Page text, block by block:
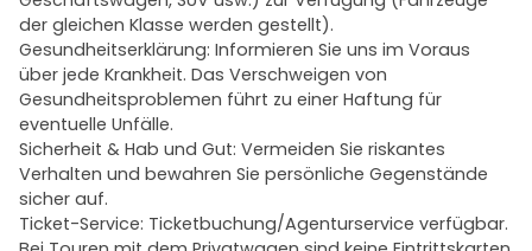
der gleichen Klasse werden gestellt).
Gesundheitserklärung: Informieren Sie uns im Voraus
über jede Krankheit. Das Verschweigen von
Gesundheitsproblemen führt zu einer Haftung für
eventuelle Unfälle.
Sicherheit & Hab und Gut: Vermeiden Sie riskantes
Verhalten und bewahren Sie persönliche Gegenstände
sicher auf.
Ticket-Service: Ticketbuchung/Agenturservice verfügbar.